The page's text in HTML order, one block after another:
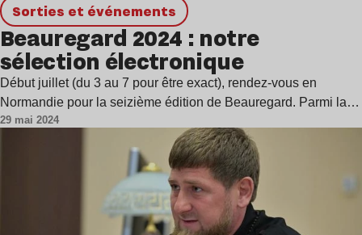
Sorties et événements
Beauregard 2024 : notre
sélection électronique
Début juillet (du 3 au 7 pour être exact), rendez-vous en
Normandie pour la seizième édition de Beauregard. Parmi la…
29 mai 2024